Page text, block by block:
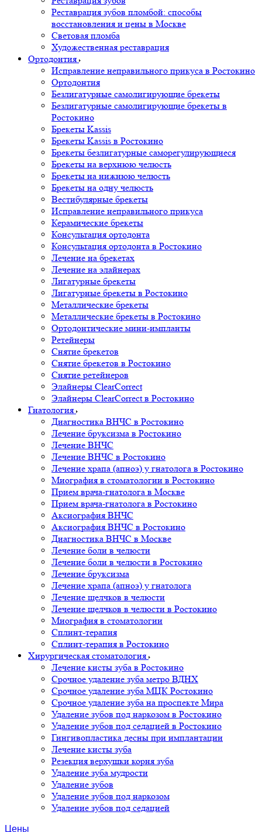
Реставрация зубов пломбой: способы
восстановления и цены в Москве
Световая пломба
Художественная реставрация
Ортодонтия
Исправление неправильного прикуса в Ростокино
Ортодонтия
Безлигатурные самолигирующие брекеты
Безлигатурные самолигирующие брекеты в
Ростокино
Брекеты Kassis
Брекеты Kassis в Ростокино
Брекеты безлигатурные саморегулирующиеся
Брекеты на верхнюю челюсть
Брекеты на нижнюю челюсть
Брекеты на одну челюсть
Вестибулярные брекеты
Исправление неправильного прикуса
Керамические брекеты
Консультация ортодонта
Консультация ортодонта в Ростокино
Лечение на брекетах
Лечение на элайнерах
Лигатурные брекеты
Лигатурные брекеты в Ростокино
Металлические брекеты
Металлические брекеты в Ростокино
Ортодонтические мини-импланты
Ретейнеры
Снятие брекетов
Снятие брекетов в Ростокино
Снятие ретейнеров
Элайнеры ClearCorrect
Элайнеры ClearCorrect в Ростокино
Гнатология
Диагностика ВНЧС в Ростокино
Лечение бруксизма в Ростокино
Лечение ВНЧС
Лечение ВНЧС в Ростокино
Лечение храпа (апноэ) у гнатолога в Ростокино
Миография в стоматологии в Ростокино
Прием врача-гнатолога в Москве
Прием врача-гнатолога в Ростокино
Аксиография ВНЧС
Аксиография ВНЧС в Ростокино
Диагностика ВНЧС в Москве
Лечение боли в челюсти
Лечение боли в челюсти в Ростокино
Лечение бруксизма
Лечение храпа (апноэ) у гнатолога
Лечение щелчков в челюсти
Лечение щелчков в челюсти в Ростокино
Миография в стоматологии
Сплинт-терапия
Сплинт-терапия в Ростокино
Хирургическая стоматология
Лечение кисты зуба в Ростокино
Срочное удаление зуба метро ВДНХ
Срочное удаление зуба МЦК Ростокино
Срочное удаление зуба на проспекте Мира
Удаление зубов под наркозом в Ростокино
Удаление зубов под седацией в Ростокино
Гингивопластика десны при имплантации
Лечение кисты зуба
Резекция верхушки корня зуба
Удаление зуба мудрости
Удаление зубов
Удаление зубов под наркозом
Удаление зубов под седацией
Цены